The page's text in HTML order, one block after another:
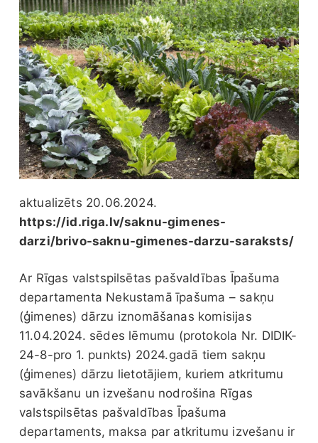
aktualizēts 20.06.2024.
https://id.riga.lv/saknu-gimenes-
darzi/brivo-saknu-gimenes-darzu-saraksts/
Ar Rīgas valstspilsētas pašvaldības Īpašuma
departamenta Nekustamā īpašuma – sakņu
(ģimenes) dārzu iznomāšanas komisijas
11.04.2024. sēdes lēmumu (protokola Nr. DIDIK-
24-8-pro 1. punkts) 2024.gadā tiem sakņu
(ģimenes) dārzu lietotājiem, kuriem atkritumu
savākšanu un izvešanu nodrošina Rīgas
valstspilsētas pašvaldības Īpašuma
departaments, maksa par atkritumu izvešanu ir